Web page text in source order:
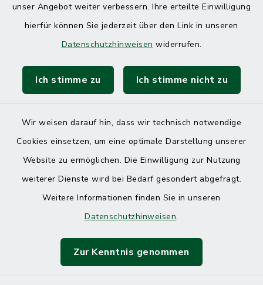
unser Angebot weiter verbessern. Ihre erteilte Einwilligung
hierfür können Sie jederzeit über den Link in unseren
Datenschutzhinweisen widerrufen.
Ich stimme zu Ich stimme nicht zu
Wir weisen darauf hin, dass wir technisch notwendige
Cookies einsetzen, um eine optimale Darstellung unserer
Website zu ermöglichen. Die Einwilligung zur Nutzung
weiterer Dienste wird bei Bedarf gesondert abgefragt.
Weitere Informationen finden Sie in unseren
Datenschutzhinweisen.
Zur Kenntnis genommen
Kontakt
Datenschutz
Impressum
Cookie-Einstellungen